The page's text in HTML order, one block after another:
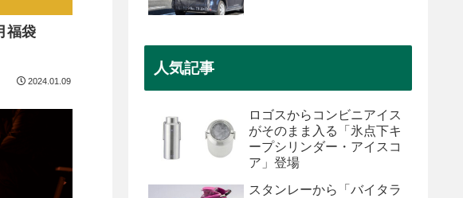
福袋
2024.01.09
人気記事
ロゴスからコンビニアイス
がそのまま入る「氷点下キ
ープシリンダー・アイスコ
ア」登場
スタンレーから「バイタラ